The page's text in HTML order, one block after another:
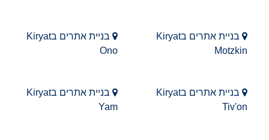
בניית אתרים בKiryat
Motzkin
בניית אתרים בKiryat
Ono
בניית אתרים בKiryat
Tiv'on
בניית אתרים בKiryat
Yam